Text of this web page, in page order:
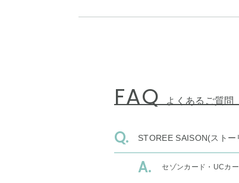
FAQ よくあるご質問
STOREE SAISON(スト
セゾンカード・UCカ